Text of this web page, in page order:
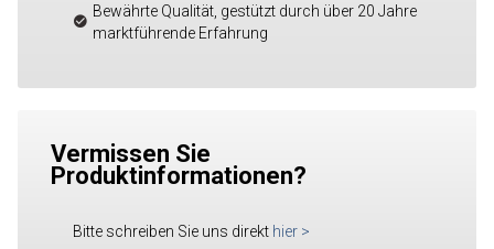
Bewährte Qualität, gestützt durch über 20 Jahre
marktführende Erfahrung
Vermissen Sie
Produktinformationen?
Bitte schreiben Sie uns direkt hier >